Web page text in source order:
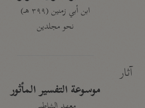
ابن أبي زمنين (٣٩٩ هـ)
نحو مجلدين
آثار
موسوعة التفسير المأثور